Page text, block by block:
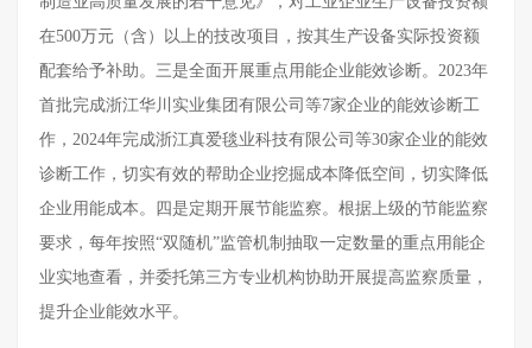
在500万元（含）以上的技改项目，按其生产设备实际投资额
配套给予补助。三是全面开展重点用能企业能效诊断。2023年
首批完成浙江华川实业集团有限公司等7家企业的能效诊断工
作，2024年完成浙江真爱毯业科技有限公司等30家企业的能效
诊断工作，切实有效的帮助企业挖掘成本降低空间，切实降低
企业用能成本。四是定期开展节能监察。根据上级的节能监察
要求，每年按照“双随机”监管机制抽取一定数量的重点用能企
业实地查看，并委托第三方专业机构协助开展提高监察质量，
提升企业能效水平。